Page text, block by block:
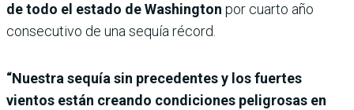
de todo el estado de Washington por cuarto año
consecutivo de una sequía récord.
“Nuestra sequía sin precedentes y los fuertes
vientos están creando condiciones peligrosas en